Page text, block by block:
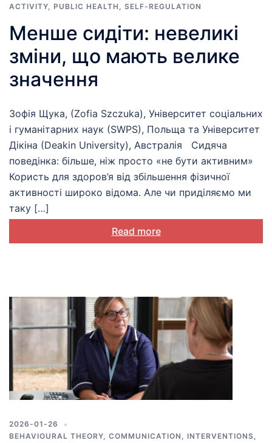
ACTIVITY, PUBLIC HEALTH , SELF-REGULATION
Менше сидіти: невеликі
зміни, що мають велике
значення
Зофія Щука, (Zofia Szczuka), Університет соціальних
і гуманітарних наук (SWPS), Польща та Університет
Дікіна (Deakin University), Австралія Сидяча
поведінка: більше, ніж просто «не бути активним»
Користь для здоров’я від збільшення фізичної
активності широко відома. Але чи приділяємо ми
таку […]
Read more
2026-01-26
BEHAVIOURAL THEORY, COMMUNICATION , INTERVENTIONS,